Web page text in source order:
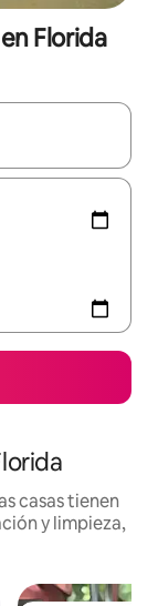
Florida
navegar
casas tienen
y limpieza,